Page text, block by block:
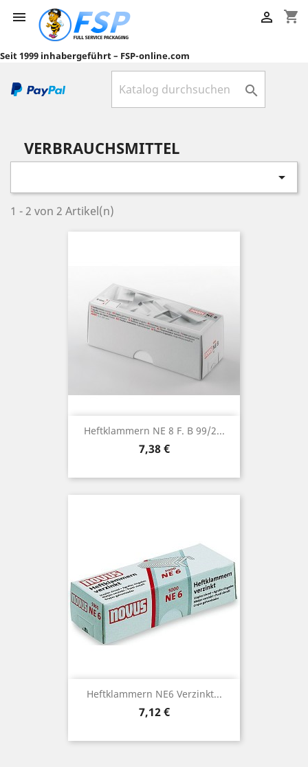
 shopping_cart

Seit 1999 inhabergeführt – FSP-online.com

VERBRAUCHSMITTEL

1 - 2 von 2 Artikel(n)
Heftklammern NE 8 F. B 99/2...
Preis
7,38 €
Heftklammern NE6 Verzinkt...
Preis
7,12 €